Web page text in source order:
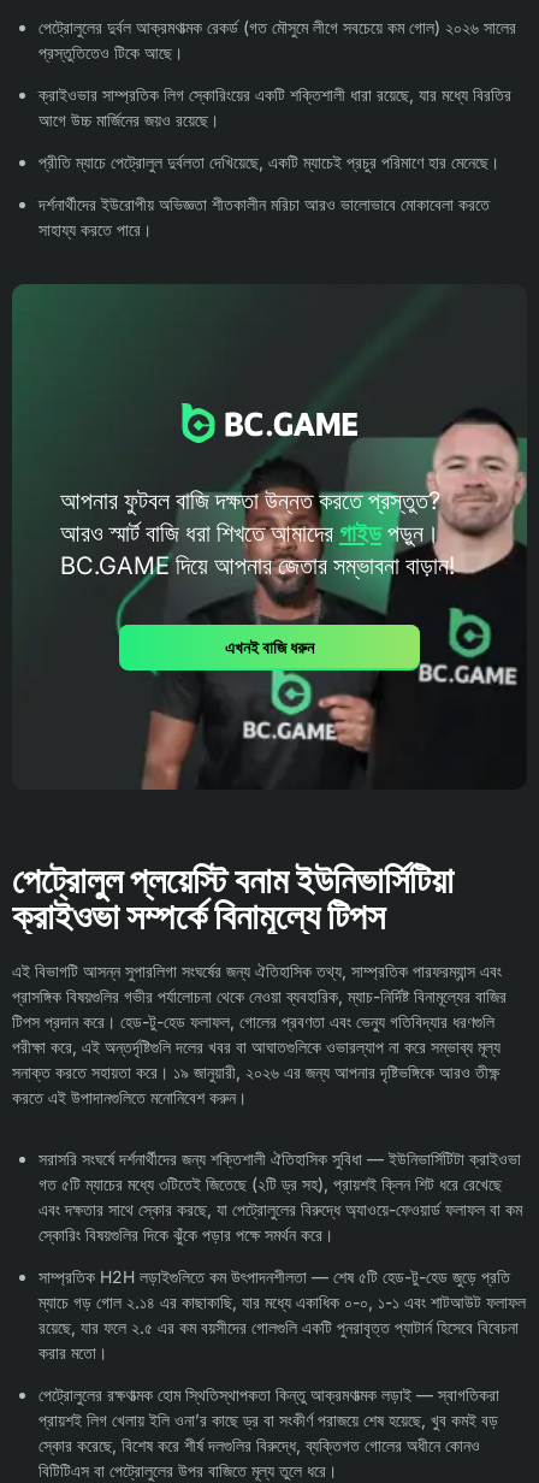
পেট্রোলুলের দুর্বল আক্রমণাত্মক রেকর্ড (গত মৌসুমে লীগে সবচেয়ে কম গোল) ২০২৬ সালের
প্রস্তুতিতেও টিকে আছে।
ক্রাইওভার সাম্প্রতিক লিগ স্কোরিংয়ের একটি শক্তিশালী ধারা রয়েছে, যার মধ্যে বিরতির
আগে উচ্চ মার্জিনের জয়ও রয়েছে।
প্রীতি ম্যাচে পেট্রোলুল দুর্বলতা দেখিয়েছে, একটি ম্যাচেই প্রচুর পরিমাণে হার মেনেছে।
দর্শনার্থীদের ইউরোপীয় অভিজ্ঞতা শীতকালীন মরিচা আরও ভালোভাবে মোকাবেলা করতে
সাহায্য করতে পারে।
আপনার ফুটবল বাজি দক্ষতা উন্নত করতে প্রস্তুত?
আরও স্মার্ট বাজি ধরা শিখতে আমাদের গাইডপড়ুন।
BC.GAME দিয়ে আপনার জেতার সম্ভাবনা বাড়ান!
এখনই বাজি ধরুন
পেট্রোলুল প্লয়েস্টি বনাম ইউনিভার্সিটিয়া
ক্রাইওভা সম্পর্কে বিনামূল্যে টিপস
এই বিভাগটি আসন্ন সুপারলিগা সংঘর্ষের জন্য ঐতিহাসিক তথ্য, সাম্প্রতিক পারফরম্যান্স এবং
প্রাসঙ্গিক বিষয়গুলির গভীর পর্যালোচনা থেকে নেওয়া ব্যবহারিক, ম্যাচ-নির্দিষ্ট বিনামূল্যের বাজির
টিপস প্রদান করে। হেড-টু-হেড ফলাফল, গোলের প্রবণতা এবং ভেন্যু গতিবিদ্যার ধরণগুলি
পরীক্ষা করে, এই অন্তর্দৃষ্টিগুলি দলের খবর বা আঘাতগুলিকে ওভারল্যাপ না করে সম্ভাব্য মূল্য
সনাক্ত করতে সহায়তা করে। ১৯ জানুয়ারী, ২০২৬ এর জন্য আপনার দৃষ্টিভঙ্গিকে আরও তীক্ষ্ণ
করতে এই উপাদানগুলিতে মনোনিবেশ করুন।
সরাসরি সংঘর্ষে দর্শনার্থীদের জন্য শক্তিশালী ঐতিহাসিক সুবিধা — ইউনিভার্সিটিটা ক্রাইওভা
গত ৫টি ম্যাচের মধ্যে ৩টিতেই জিতেছে (২টি ড্র সহ), প্রায়শই ক্লিন শিট ধরে রেখেছে
এবং দক্ষতার সাথে স্কোর করছে, যা পেট্রোলুলের বিরুদ্ধে অ্যাওয়ে-ফেওয়ার্ড ফলাফল বা কম
স্কোরিং বিষয়গুলির দিকে ঝুঁকে পড়ার পক্ষে সমর্থন করে।
সাম্প্রতিক H2H লড়াইগুলিতে কম উৎপাদনশীলতা — শেষ ৫টি হেড-টু-হেড জুড়ে প্রতি
ম্যাচে গড় গোল ২.১৪ এর কাছাকাছি, যার মধ্যে একাধিক ০-০, ১-১ এবং শাটআউট ফলাফল
রয়েছে, যার ফলে ২.৫ এর কম বয়সীদের গোলগুলি একটি পুনরাবৃত্ত প্যাটার্ন হিসেবে বিবেচনা
করার মতো।
পেট্রোলুলের রক্ষণাত্মক হোম স্থিতিস্থাপকতা কিন্তু আক্রমণাত্মক লড়াই — স্বাগতিকরা
প্রায়শই লিগ খেলায় ইলি ওনা’র কাছে ড্র বা সংকীর্ণ পরাজয়ে শেষ হয়েছে, খুব কমই বড়
স্কোর করেছে, বিশেষ করে শীর্ষ দলগুলির বিরুদ্ধে, ব্যক্তিগত গোলের অধীনে কোনও
বিটিটিএস বা পেট্রোলুলের উপর বাজিতে মূল্য তুলে ধরে।